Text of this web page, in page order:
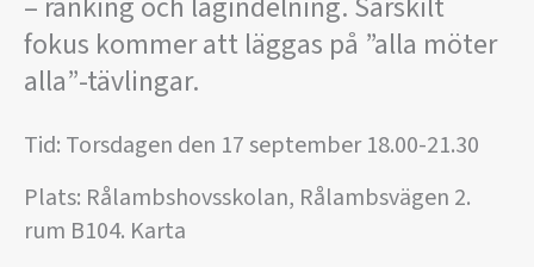
fokus kommer att läggas på ”alla möter
alla”-tävlingar.
Tid: Torsdagen den 17 september 18.00-21.30
Plats: Rålambshovsskolan, Rålambsvägen 2.
rum B104. Karta